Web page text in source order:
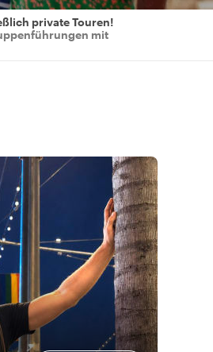
private Touren!
mit